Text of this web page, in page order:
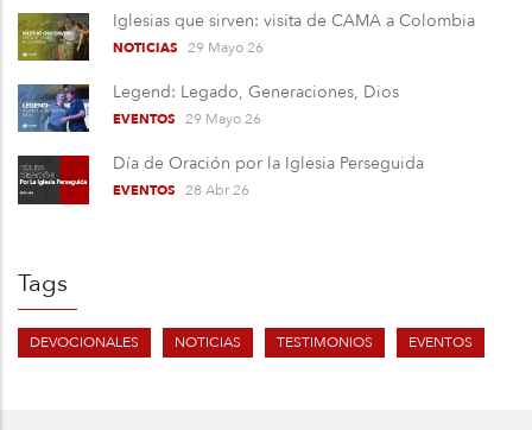
Iglesias que sirven: visita de CAMA a Colombia
NOTICIAS 29 Mayo 26
Legend: Legado, Generaciones, Dios
EVENTOS 29 Mayo 26
Día de Oración por la Iglesia Perseguida
EVENTOS 28 Abr 26
Tags
DEVOCIONALES NOTICIAS TESTIMONIOS EVENTOS